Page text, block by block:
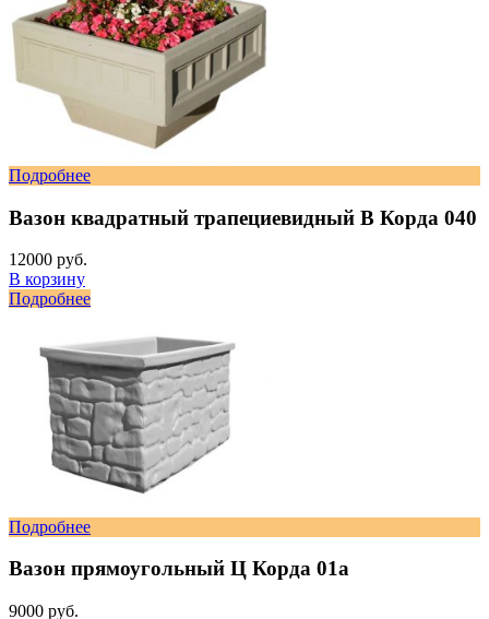
Подробнее
Вазон квадратный трапециевидный В Корда 040
12000 руб.
В корзину
Подробнее
Подробнее
Вазон прямоугольный Ц Корда 01а
9000 руб.